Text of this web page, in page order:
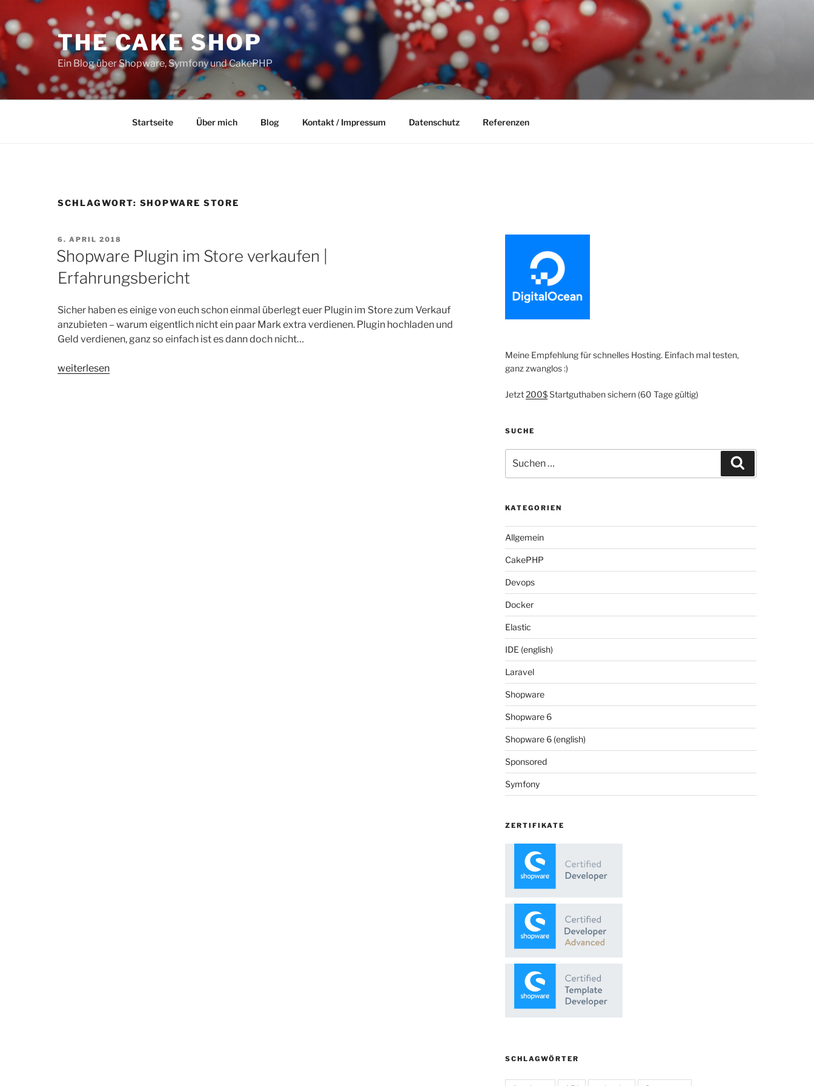
Inhalt
springen
THE CAKE SHOP
Ein Blog über Shopware, Symfony und CakePHP
Startseite Über mich Blog Kontakt / Impressum Datenschutz Referenzen
SCHLAGWORT: SHOPWARE STORE
VERÖFFENTLICHT
AM
6. APRIL 2018
Shopware Plugin im Store verkaufen |
Erfahrungsbericht
Sicher haben es einige von euch schon einmal überlegt euer Plugin im Store zum Verkauf
anzubieten – warum eigentlich nicht ein paar Mark extra verdienen. Plugin hochladen und
Geld verdienen, ganz so einfach ist es dann doch nicht…
„Shopware
weiterlesen
Meine Empfehlung für schnelles Hosting. Einfach mal testen,
ganz zwanglos :)
Jetzt200$Startguthaben sichern (60 Tage gültig)
SUCHE
nach:
KATEGORIEN
Allgemein
CakePHP
Devops
Docker
Elastic
IDE (english)
Laravel
Shopware
Shopware 6
Shopware 6 (english)
Sponsored
Symfony
ZERTIFIKATE
SCHLAGWÖRTER